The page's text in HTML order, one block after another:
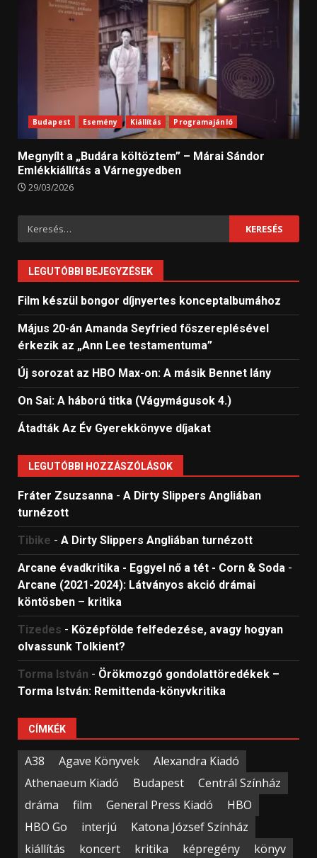
Budapest Esemény Kiállítás Programajánló
Megnyílt a „Budára költöztem” – Márai Sándor
Emlékkiállítás a Várnegyedben
29/03/2026
Keresés:
LEGUTÓBBI BEJEGYZÉSEK
Film készül bongor díjnyertes konceptalbumához
Május 20-án Amanda Seyfried főszereplésével
érkezik az „Ann Lee testamentuma”
Új sorozat az HBO Max-on: A másik Bennet lány
On Sai: A ​háború titka (Vágymágusok 4.)
Átadták Az Év Gyerekkönyve díjakat
LEGUTÓBBI HOZZÁSZÓLÁSOK
Fráter Zsuzsanna - A Dirty Slippers Angliában
turnézott
Tibike - A Dirty Slippers Angliában turnézott
Arcane évadkritika - Eggyel nő a tét - Corn & Soda -
Arcane (2021-2024): Látványos akció drámai
köntösben – kritika
Tizedes - Középfölde felfedezése, avagy hogyan
olvassunk Tolkient?
Torma István - Örökmozgó gondolattöredékek –
Torma István: Remittenda-könyvkritika
CÍMKÉK
A38 Agave Könyvek
Alexandra Kiadó
Athenaeum Kiadó
Budapest
Centrál Színház
dráma
film General Press Kiadó
HBO
HBO Go
interjú
Katona József Színház
kiállítás
koncert kritika képregény
könyv